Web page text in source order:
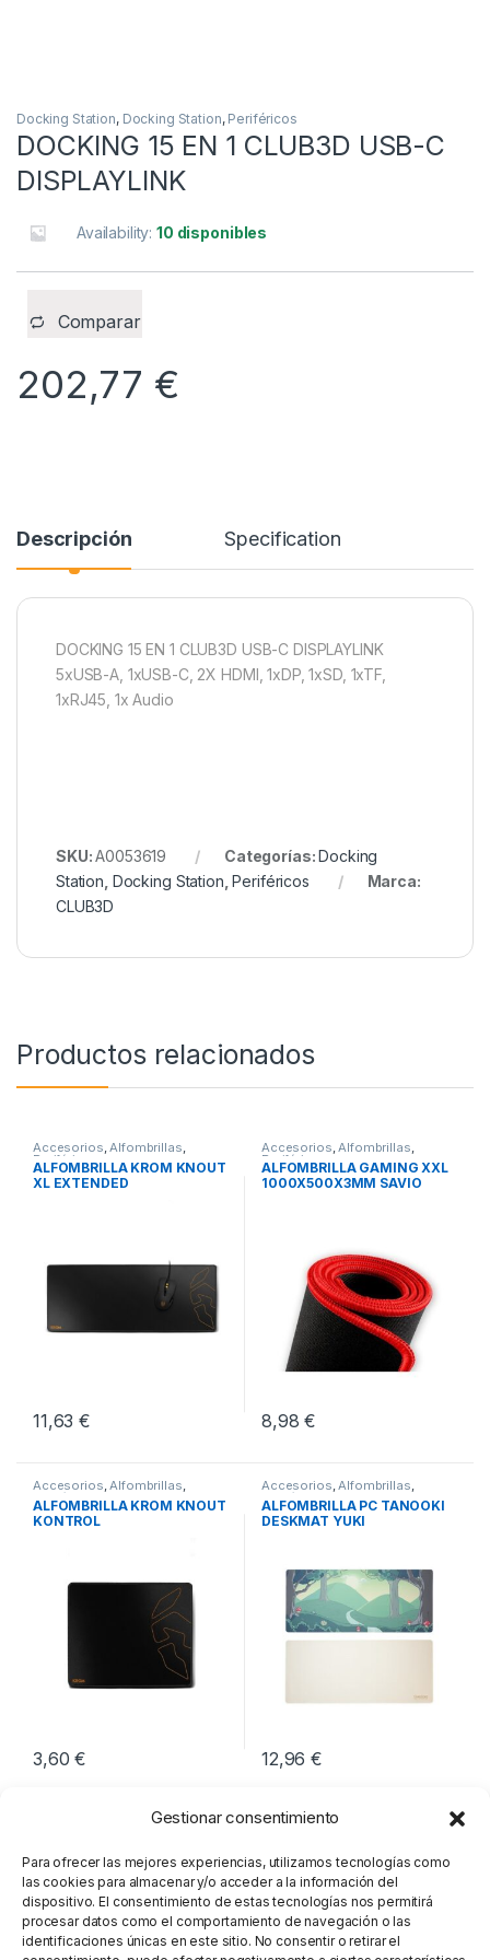
Gestionar consentimiento
Para ofrecer las mejores experiencias, utilizamos tecnologías como
las cookies para almacenar y/o acceder a la información del
dispositivo. El consentimiento de estas tecnologías nos permitirá
procesar datos como el comportamiento de navegación o las
identificaciones únicas en este sitio. No consentir o retirar el
Docking Station, Docking Station, Periféricos
DOCKING 15 EN 1 CLUB3D USB-C
DISPLAYLINK
Availability:10 disponibles
Comparar
202,77 €
Descripción Specification
DOCKING 15 EN 1 CLUB3D USB-C DISPLAYLINK
5xUSB-A, 1xUSB-C, 2X HDMI, 1xDP, 1xSD, 1xTF,
1xRJ45, 1x Audio
SKU:A0053619 Categorías:Docking
Station Docking Station ,Periféricos
Marca:
CLUB3D
Productos relacionados
Accesorios,Alfombrillas,
Periféricos
ALFOMBRILLA KROM KNOUT
XL EXTENDED
11,63€
Accesorios,Alfombrillas,
Periféricos
ALFOMBRILLA GAMING XXL
1000X500X3MM SAVIO
8,98€
Accesorios,Alfombrillas,
Periféricos
ALFOMBRILLA KROM KNOUT
KONTROL
3,60€
Accesorios,Alfombrillas,
Periféricos
ALFOMBRILLA PC TANOOKI
DESKMAT YUKI
12,96€